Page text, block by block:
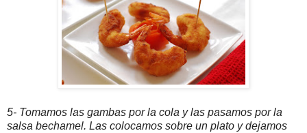
5- Tomamos las gambas por la cola y las pasamos por la
salsa bechamel. Las colocamos sobre un plato y dejamos